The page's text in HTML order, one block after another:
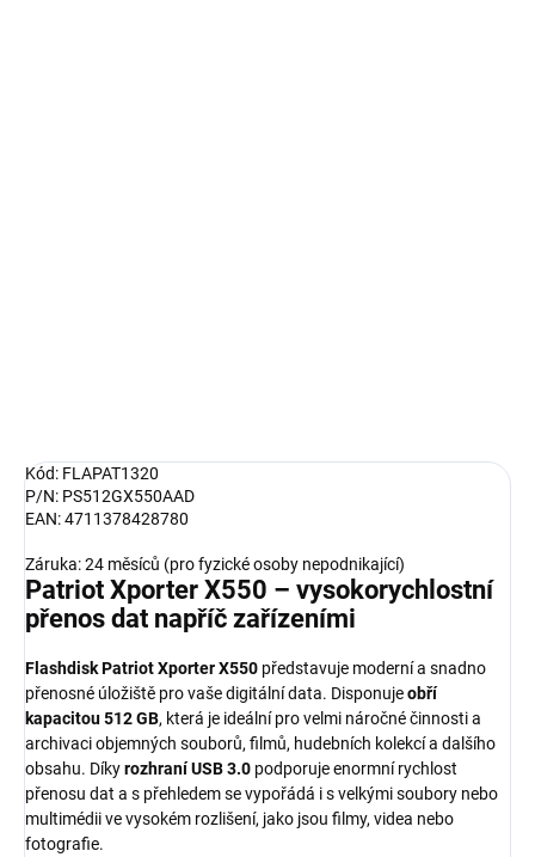
Kód: FLAPAT1320
P/N: PS512GX550AAD
EAN: 4711378428780
Záruka: 24 měsíců (pro fyzické osoby nepodnikající)
Patriot Xporter X550 – vysokorychlostní
přenos dat napříč zařízeními
Flashdisk Patriot Xporter X550 představuje moderní a snadno
přenosné úložiště pro vaše digitální data. Disponujeobří
kapacitou 512 GB, která je ideální pro velmi náročné činnosti a
archivaci objemných souborů, filmů, hudebních kolekcí a dalšího
obsahu. Díkyrozhraní USB 3.0 podporuje enormní rychlost
přenosu dat a s přehledem se vypořádá i s velkými soubory nebo
multimédii ve vysokém rozlišení, jako jsou filmy, videa nebo
fotografie.